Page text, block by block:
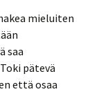
mieluiten
saa
pätevä
että osaa